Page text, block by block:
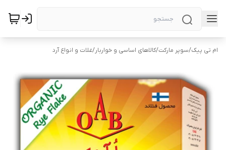
ام تی پیک/سوپر مارکت/کالاهای اساسی و خواربار/غلات و انواع آرد